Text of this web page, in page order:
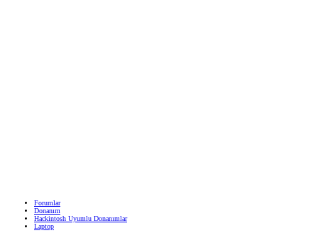
Forumlar
Donanım
Hackintosh Uyumlu Donanımlar
Laptop